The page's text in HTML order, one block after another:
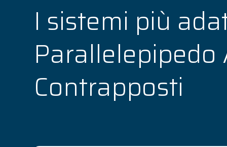
I sistemi più
Parallelepipedo
Contrapposti